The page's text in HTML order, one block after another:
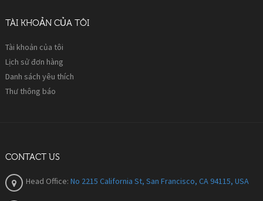
TÀI KHOẢN CỦA TÔI
Tài khoản của tôi
Lịch sử đơn hàng
Danh sách yêu thích
Thư thông báo
CONTACT US
Head Office: No 2215 California St, San Francisco, CA 94115, USA